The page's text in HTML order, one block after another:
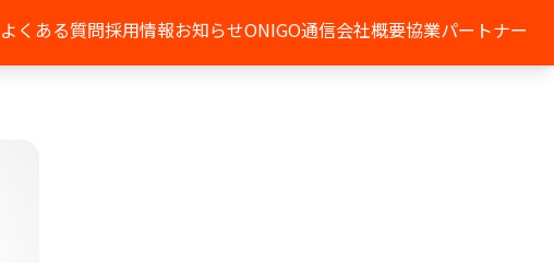
よくある質問採用情報お知らせONIGO通信会社概要協業パートナー